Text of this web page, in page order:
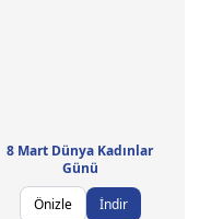
8 Mart Dünya Kadınlar
Günü
Önizle
İndir